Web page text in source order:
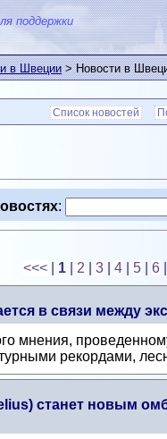
поддержки
в Швеции> Новости в
Список новостей
:
<<<
1 2 3 4 5 6
в связи между
мнения,
рекордами,
станет новым